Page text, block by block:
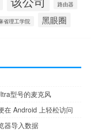
路由器
省理工学院 黑眼圈
型号的麦克风
在 Android 上轻松访问
器导入数据